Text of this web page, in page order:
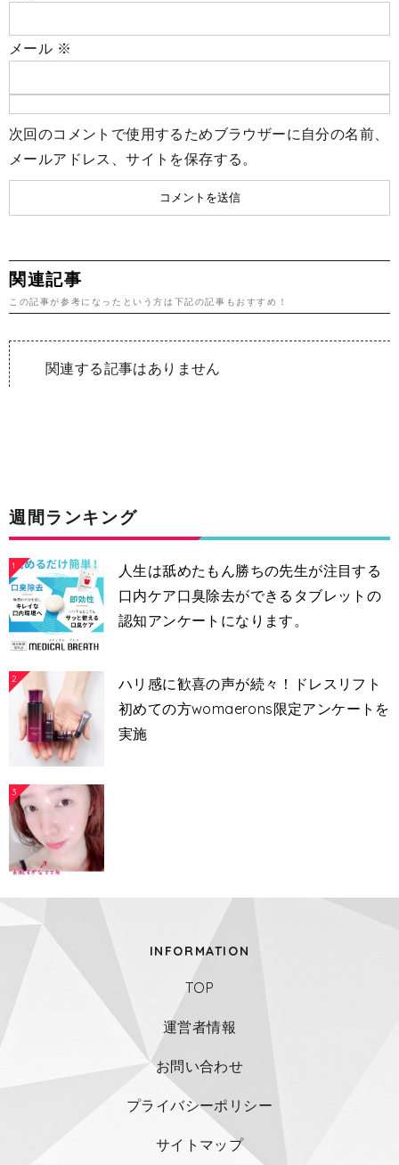
メール ※
次回のコメントで使用するためブラウザーに自分の名前、
メールアドレス、サイトを保存する。
関連記事
この記事が参考になったという方は下記の記事もおすすめ！
関連する記事はありません
週間ランキング
1
人生は舐めたもん勝ちの先生が注目する
口内ケア口臭除去ができるタブレットの
認知アンケートになります。
2
ハリ感に歓喜の声が続々！ドレスリフト
初めての方womaerons限定アンケートを
実施
3
INFORMATION
TOP
運営者情報
お問い合わせ
プライバシーポリシー
サイトマップ